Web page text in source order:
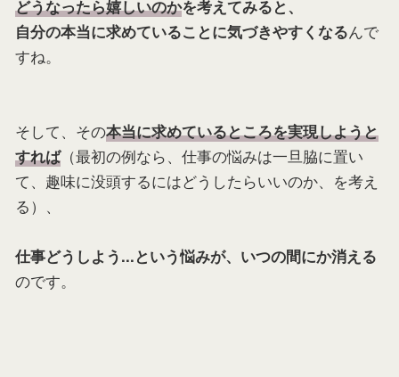
どうなったら嬉しいのかを考えてみると、
自分の本当に求めていることに気づきやすくなるんで
すね。
そして、その本当に求めているところを実現しようと
すれば（最初の例なら、仕事の悩みは一旦脇に置い
て、趣味に没頭するにはどうしたらいいのか、を考え
る）、
仕事どうしよう...という悩みが、いつの間にか消える
のです。